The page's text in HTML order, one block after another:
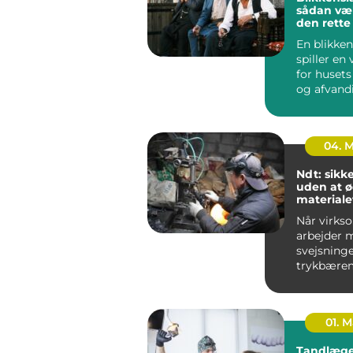
sådan
den
En
spiller en
for
og
04.
Ndt:
uden at
Når
arbejder
fe...
01.